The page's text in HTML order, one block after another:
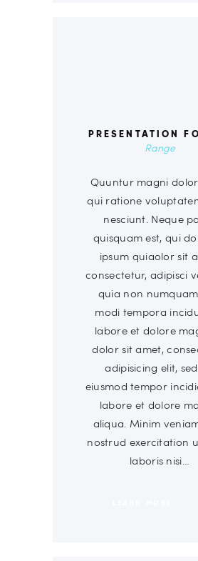
PRESENTATION
Range
Quuntur magni
qui ratione
nesciunt. Neque
quisquam est, qui
ipsum quiaolor sit
consectetur, adipisci
quia non
modi tempora
labore et dolore
dolor sit amet,
adipisicing elit,
eiusmod tempor
labore et dolore
aliqua. Minim
nostrud exercitation
laboris nisi…